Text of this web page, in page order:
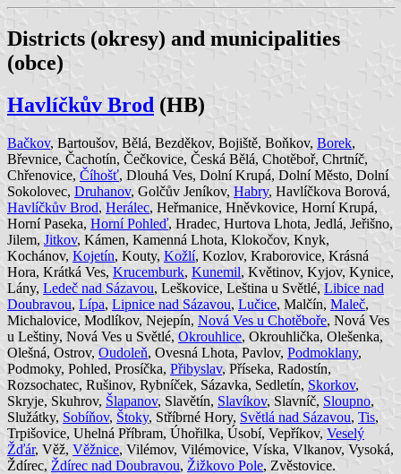
Districts (okresy) and municipalities
(obce)
Havlíčkův Brod (HB)
Bačkov, Bartoušov, Bělá, Bezděkov, Bojiště, Boňkov, Borek,
Břevnice, Čachotín, Čečkovice, Česká Bělá, Chotěboř, Chrtníč,
Chřenovice, Číhošť, Dlouhá Ves, Dolní Krupá, Dolní Město, Dolní
Sokolovec, Druhanov, Golčův Jeníkov, Habry, Havlíčkova Borová,
Havlíčkův Brod, Herálec, Heřmanice, Hněvkovice, Horní Krupá,
Horní Paseka, Horní Pohleď, Hradec, Hurtova Lhota, Jedlá, Jeřišno,
Jilem, Jitkov, Kámen, Kamenná Lhota, Klokočov, Knyk,
Kochánov, Kojetín, Kouty, Kožlí, Kozlov, Kraborovice, Krásná
Hora, Krátká Ves, Krucemburk, Kunemil, Květinov, Kyjov, Kynice,
Lány, Ledeč nad Sázavou, Leškovice, Leština u Světlé, Libice nad
Doubravou, Lípa, Lipnice nad Sázavou, Lučice, Malčín, Maleč,
Michalovice, Modlíkov, Nejepín, Nová Ves u Chotěboře, Nová Ves
u Leštiny, Nová Ves u Světlé, Okrouhlice, Okrouhlička, Olešenka,
Olešná, Ostrov, Oudoleň, Ovesná Lhota, Pavlov, Podmoklany,
Podmoky, Pohled, Prosíčka, Přibyslav, Příseka, Radostín,
Rozsochatec, Rušinov, Rybníček, Sázavka, Sedletín, Skorkov,
Skryje, Skuhrov, Šlapanov, Slavětín, Slavíkov, Slavníč, Sloupno,
Služátky, Sobíňov, Štoky, Stříbrné Hory, Světlá nad Sázavou, Tis,
Trpišovice, Uhelná Příbram, Úhořilka, Úsobí, Vepříkov, Veselý
Žďár, Věž, Věžnice, Vilémov, Vilémovice, Víska, Vlkanov, Vysoká,
Ždírec, Ždírec nad Doubravou, Žižkovo Pole, Zvěstovice.